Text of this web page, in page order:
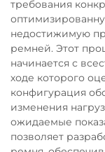
требования
недостижимую
ремней. Этот
начинается с
ходе которого
конфигурация
изменения
ожидаемые
позволяет